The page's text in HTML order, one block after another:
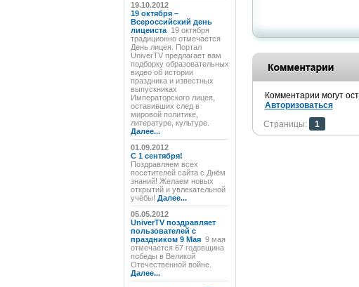
19.10.2012
19 октября –
Всероссийский день
лицеиста 19 октября
традиционно отмечается
День лицея. Портал
UniverTV предлагает вам
подборку образовательных
видео об истории
праздника и известных
выпускниках
Императорского лицея,
оставивших след в
мировой политике,
литературе, культуре.
Далее...
01.09.2012
C 1 сентября!
Поздравляем всех
посетителей сайта с Днём
знаний! Желаем новых
открытий и увлекательной
учёбы! Далее...
05.05.2012
UniverTV поздравляет
пользователей с
праздником 9 Мая 9 мая
отмечается 67 годовщина
победы в Великой
Отечественной войне.
Далее...
Комментарии могут
Авторизоваться
Страницы:
1